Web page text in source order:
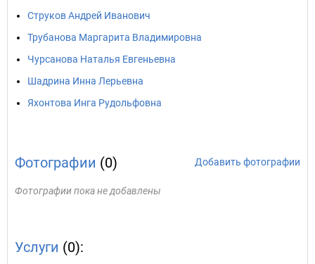
Струков Андрей Иванович
Трубанова Маргарита Владимировна
Чурсанова Наталья Евгеньевна
Шадрина Инна Лерьевна
Яхонтова Инга Рудольфовна
Фотографии (0) Добавить фотографии
Фотографии пока не добавлены
Услуги (0):